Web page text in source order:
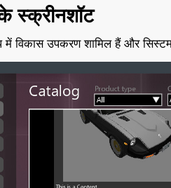
स्क्रीनशॉट
विकास उपकरण शामिल हैं और सिस्टम